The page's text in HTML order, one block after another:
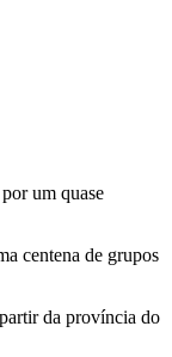
um quase
centena de grupos
da província do